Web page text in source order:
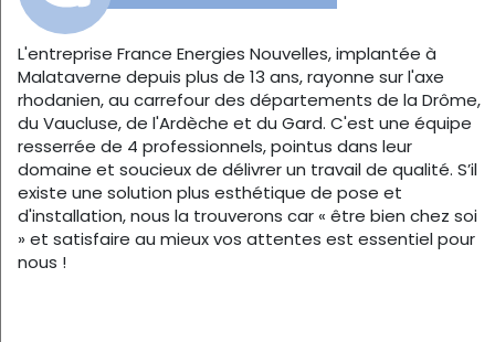
L'entreprise France Energies Nouvelles, implantée à
Malataverne depuis plus de 13 ans, rayonne sur l'axe
rhodanien, au carrefour des départements de la Drôme,
du Vaucluse, de l'Ardèche et du Gard. C'est une équipe
resserrée de 4 professionnels, pointus dans leur
domaine et soucieux de délivrer un travail de qualité. S’il
existe une solution plus esthétique de pose et
d'installation, nous la trouverons car « être bien chez soi
» et satisfaire au mieux vos attentes est essentiel pour
nous !